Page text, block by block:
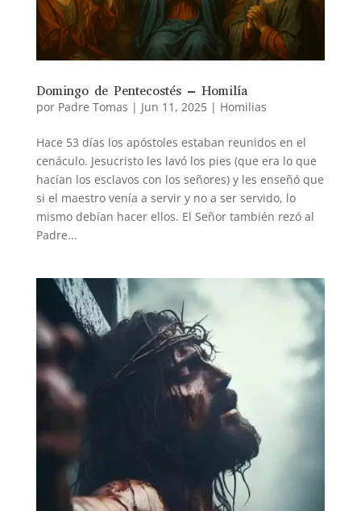
Domingo de Pentecostés – Homilía
por Padre Tomas | Jun 11, 2025| Homilias
Hace 53 días los apóstoles estaban reunidos en el
cenáculo. Jesucristo les lavó los pies (que era lo que
hacían los esclavos con los señores) y les enseñó que
si el maestro venía a servir y no a ser servido, lo
mismo debían hacer ellos. El Señor también rezó al
Padre...